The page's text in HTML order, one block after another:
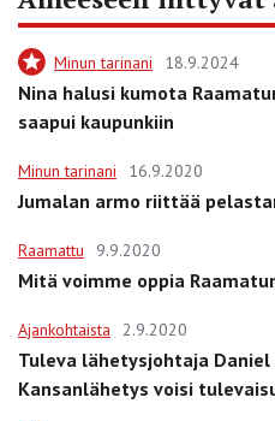
Minun tarinani 18.9.2024
Nina halusi kumota
saapui kaupunkiin
Minun tarinani 16.9.2020
Jumalan armo riittää
Raamattu 9.9.2020
Mitä voimme oppia
Ajankohtaista 2.9.2020
Tuleva lähetysjohtaja
Kansanlähetys voisi